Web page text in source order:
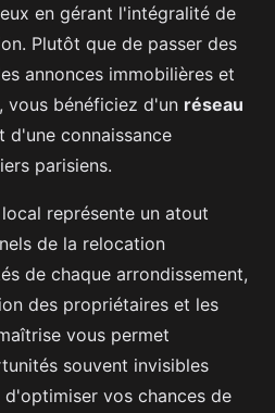
en gérant l'intégralité de
Plutôt que de passer des
annonces immobilières et
vous bénéficiez d'un réseau
d'une connaissance
parisiens.
représente un atout
de la relocation
de chaque arrondissement,
des propriétaires et les
vous permet
souvent invisibles
vos chances de